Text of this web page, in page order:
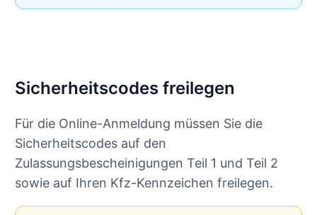
Sicherheitscodes freilegen
Für die Online-Anmeldung müssen Sie die
Sicherheitscodes auf den
Zulassungsbescheinigungen Teil 1 und Teil 2
sowie auf Ihren Kfz-Kennzeichen freilegen.